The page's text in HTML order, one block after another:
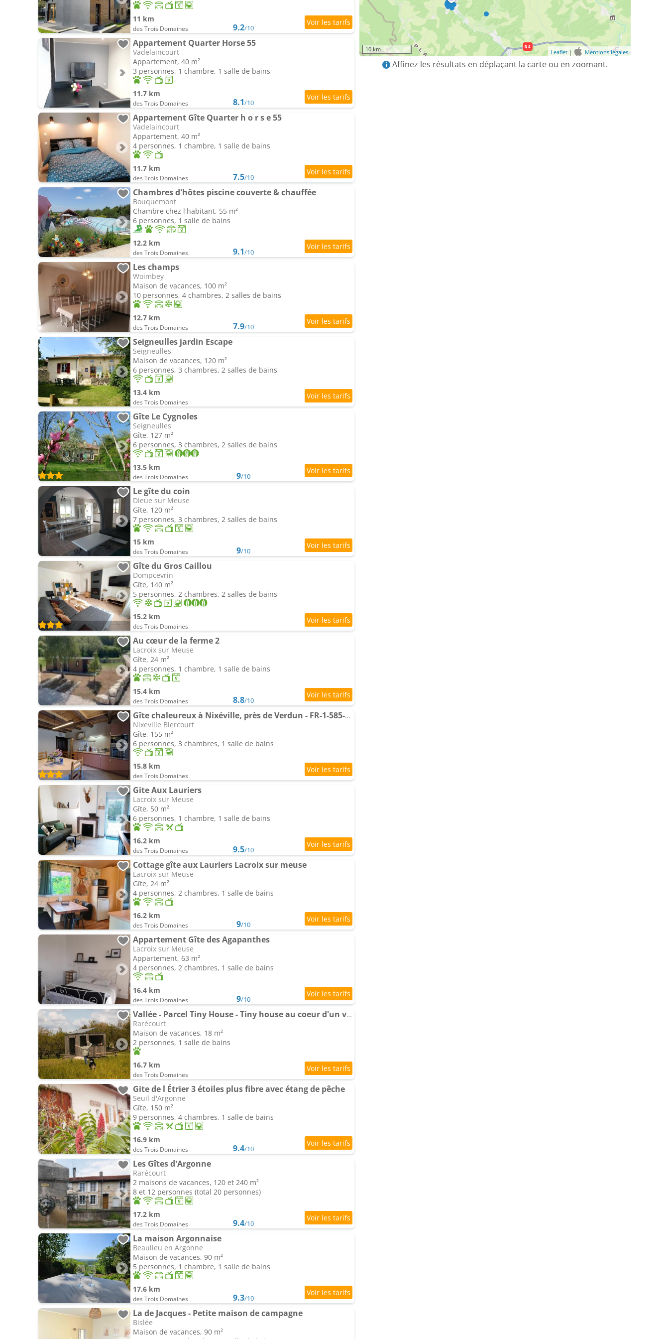
11 km
des Trois Domaines 9.2/10
Appartement Quarter Horse 55
Vadelaincourt
Appartement, 40 m²
3 personnes, 1 chambre, 1 salle de bains
11.7 km
des Trois Domaines 8.1/10
Appartement Gîte Quarter h o r s e 55
Vadelaincourt
Appartement, 40 m²
4 personnes, 1 chambre, 1 salle de bains
11.7 km
des Trois Domaines 7.5/10
Chambres d'hôtes piscine couverte & chauffée
Bouquemont
Chambre chez l'habitant, 55 m²
6 personnes, 1 salle de bains
12.2 km
des Trois Domaines 9.1/10
Les champs
Woimbey
Maison de vacances, 100 m²
10 personnes, 4 chambres, 2 salles de bains
12.7 km
des Trois Domaines 7.9/10
Seigneulles jardin Escape
Seigneulles
Maison de vacances, 120 m²
6 personnes, 3 chambres, 2 salles de bains
13.4 km
des Trois Domaines
Gîte Le Cygnoles
Seigneulles
Gîte, 127 m²
6 personnes, 3 chambres, 2 salles de bains
13.5 km
des Trois Domaines 9/10
Le gîte du coin
Dieue sur Meuse
Gîte, 120 m²
7 personnes, 3 chambres, 2 salles de bains
15 km
des Trois Domaines 9/10
Gîte du Gros Caillou
Dompcevrin
Gîte, 140 m²
5 personnes, 2 chambres, 2 salles de bains
15.2 km
des Trois Domaines
Au cœur de la ferme 2
Lacroix sur Meuse
Gîte, 24 m²
4 personnes, 1 chambre, 1 salle de bains
15.4 km
des Trois Domaines 8.8/10
Gîte chaleureux à Nixéville, près de Verdun - FR-1-585-174
Nixeville Blercourt
Gîte, 155 m²
6 personnes, 3 chambres, 1 salle de bains
15.8 km
des Trois Domaines
Gite Aux Lauriers
Lacroix sur Meuse
Gîte, 50 m²
6 personnes, 1 chambre, 1 salle de bains
16.2 km
des Trois Domaines 9.5/10
Cottage gîte aux Lauriers Lacroix sur meuse
Lacroix sur Meuse
Gîte, 24 m²
4 personnes, 2 chambres, 1 salle de bains
16.2 km
des Trois Domaines 9/10
Appartement Gîte des Agapanthes
Lacroix sur Meuse
Appartement, 63 m²
4 personnes, 2 chambres, 1 salle de bains
16.4 km
des Trois Domaines 9/10
Vallée - Parcel Tiny House - Tiny house au coeur d'un verger proche Paris et Verdun MAE-1263
Rarécourt
Maison de vacances, 18 m²
2 personnes, 1 salle de bains
16.7 km
des Trois Domaines
Gite de l Étrier 3 étoiles plus fibre avec étang de pêche
Seuil d'Argonne
Gîte, 150 m²
9 personnes, 4 chambres, 1 salle de bains
16.9 km
des Trois Domaines 9.4/10
Les Gîtes d'Argonne
Rarécourt
2 maisons de vacances, 120 et 240 m²
8 et 12 personnes (total 20 personnes)
17.2 km
des Trois Domaines 9.4/10
La maison Argonnaise
Beaulieu en Argonne
Maison de vacances, 90 m²
5 personnes, 1 chambre, 1 salle de bains
17.6 km
des Trois Domaines 9.3/10
La de Jacques - Petite maison de campagne
Bislée
Maison de vacances, 90 m²
10 km Leaflet | Mentions légales
Affinez les résultats en déplaçant la carte ou en zoomant.